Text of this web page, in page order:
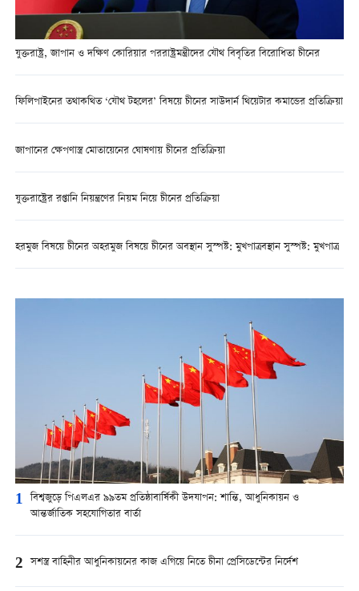
যুক্তরাষ্ট্র, জাপান ও দক্ষিণ কোরিয়ার পররাষ্ট্রমন্ত্রীদের যৌথ বিবৃতির বিরোধিতা চীনের
ফিলিপাইনের তথাকথিত ‘যৌথ টহলের’ বিষয়ে চীনের সাউদার্ন থিয়েটার কমান্ডের প্রতিক্রিয়া
জাপানের ক্ষেপণাস্ত্র মোতায়েনের ঘোষণায় চীনের প্রতিক্রিয়া
যুক্তরাষ্ট্রের রপ্তানি নিয়ন্ত্রণের নিয়ম নিয়ে চীনের প্রতিক্রিয়া
হরমুজ বিষয়ে চীনের অহরমুজ বিষয়ে চীনের অবস্থান সুস্পষ্ট: মুখপাত্রবস্থান সুস্পষ্ট: মুখপাত্র
1 বিশ্বজুড়ে পিএলএর ৯৯তম প্রতিষ্ঠাবার্ষিকী উদযাপন: শান্তি, আধুনিকায়ন ও
আন্তর্জাতিক সহযোগিতার বার্তা
2 সশস্ত্র বাহিনীর আধুনিকায়নের কাজ এগিয়ে নিতে চীনা প্রেসিডেন্টের নির্দেশ